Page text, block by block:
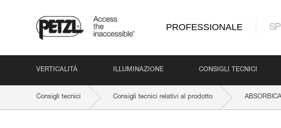
PROFESSIONALE
VERTICALITÀ ILLUMINAZIONE CONSIGLI TECNICI
Consigli tecnici Consigli tecnici relativi al prodotto